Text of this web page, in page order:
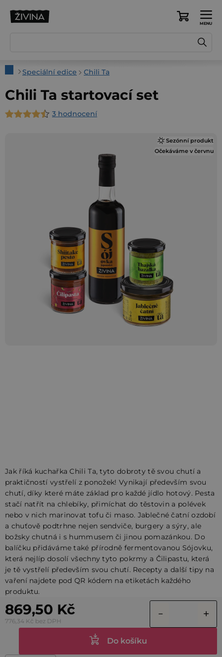
Nákupní
DomůSpeciální edice Chili Ta
Jak říká kuchařka Chili Ta, tyto dobroty tě svou chutí a
praktičností vystřelí z ponožek! Vynikají především svou
chutí, díky které máte základ pro každé jídlo hotový. Pesta
stačí natřít na chlebíky, přimíchat do těstovin a polévek
nebo v nich marinovat tofu či maso. Jablečné čatní ozdobí
a chuťově podtrhne nejen sendviče, burgery a sýry, ale
božsky chutná i s hummusem či jinou pomazánkou. Do
balíčku přidáváme také přírodně fermentovanou Sójovku,
která nejlíp dosolí všechny tyto pokrmy a Čilipastu, která
je tě vystřelí především svou chutí. Recepty a další tipy na
vaření najdete pod QR kódem na etiketách každého
produktu.
869,50 Kč
776,34 Kč bez DPH
Do košíku
Chili Ta startovací set
Průměrné
3 hodnocení
Sezónní produkt
Očekáváme v červnu